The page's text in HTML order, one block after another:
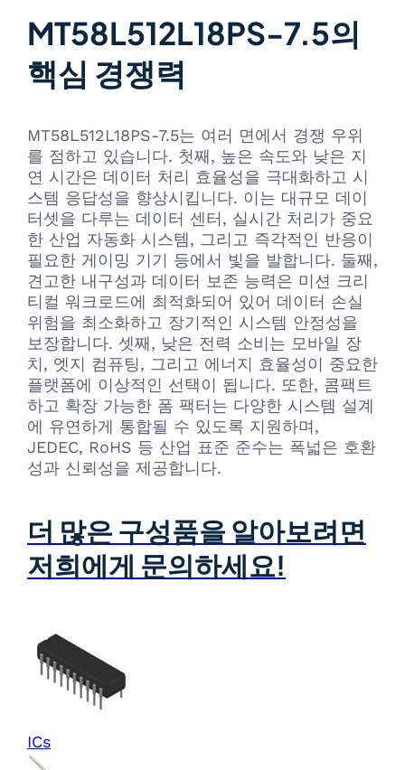
MT58L512L18PS-7.5의
핵심 경쟁력
MT58L512L18PS-7.5는 여러 면에서 경쟁 우위
를 점하고 있습니다. 첫째, 높은 속도와 낮은 지
연 시간은 데이터 처리 효율성을 극대화하고 시
스템 응답성을 향상시킵니다. 이는 대규모 데이
터셋을 다루는 데이터 센터, 실시간 처리가 중요
한 산업 자동화 시스템, 그리고 즉각적인 반응이
필요한 게이밍 기기 등에서 빛을 발합니다. 둘째,
견고한 내구성과 데이터 보존 능력은 미션 크리
티컬 워크로드에 최적화되어 있어 데이터 손실
위험을 최소화하고 장기적인 시스템 안정성을
보장합니다. 셋째, 낮은 전력 소비는 모바일 장
치, 엣지 컴퓨팅, 그리고 에너지 효율성이 중요한
플랫폼에 이상적인 선택이 됩니다. 또한, 콤팩트
하고 확장 가능한 폼 팩터는 다양한 시스템 설계
에 유연하게 통합될 수 있도록 지원하며,
JEDEC, RoHS 등 산업 표준 준수는 폭넓은 호환
성과 신뢰성을 제공합니다.
더 많은 구성품을 알아보려면
저희에게 문의하세요!
ICs